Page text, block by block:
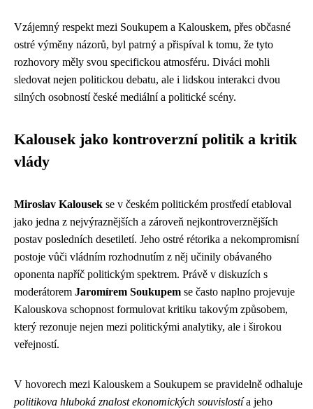
Vzájemný respekt mezi Soukupem a Kalouskem, přes občasné
ostré výměny názorů, byl patrný a přispíval k tomu, že tyto
rozhovory měly svou specifickou atmosféru. Diváci mohli
sledovat nejen politickou debatu, ale i lidskou interakci dvou
silných osobností české mediální a politické scény.
Kalousek jako kontroverzní politik a kritik
vlády
Miroslav Kalousek se v českém politickém prostředí etabloval
jako jedna z nejvýraznějších a zároveň nejkontroverznějších
postav posledních desetiletí. Jeho ostré rétorika a nekompromisní
postoje vůči vládním rozhodnutím z něj učinily obávaného
oponenta napříč politickým spektrem. Právě v diskuzích s
moderátorem Jaromírem Soukupem se často naplno projevuje
Kalouskova schopnost formulovat kritiku takovým způsobem,
který rezonuje nejen mezi politickými analytiky, ale i širokou
veřejností.
V hovorech mezi Kalouskem a Soukupem se pravidelně odhaluje
politikova hluboká znalost ekonomických souvislostía jeho